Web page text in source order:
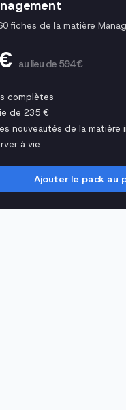
fiches de la matière
au lieu de 594 €
complètes
de 235 €
nouveautés de la matière
à vie
Ajouter le pack au